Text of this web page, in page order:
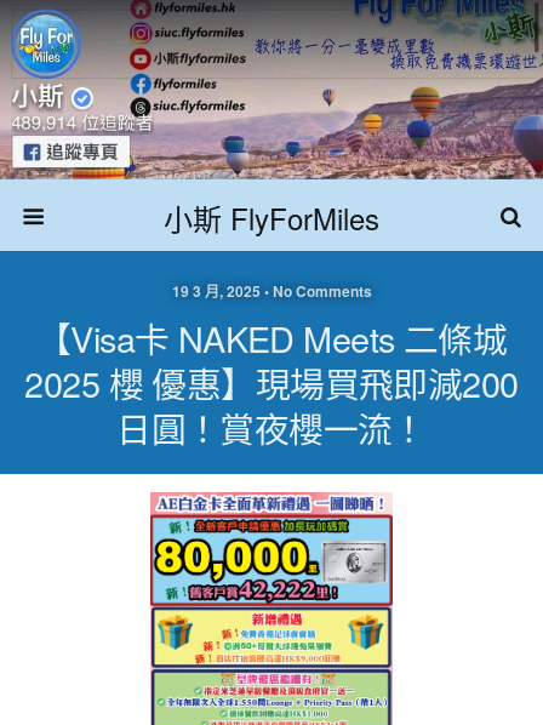
小斯 FlyForMiles
19 3 月, 2025 • No Comments
【Visa卡 NAKED Meets 二條城
2025 櫻 優惠】現場買飛即減200
日圓！賞夜櫻一流！